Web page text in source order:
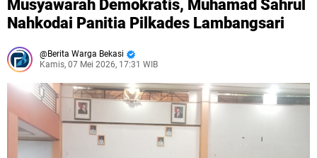
Musyawarah Demokratis, Muhamad Sahrul
Nahkodai Panitia Pilkades Lambangsari
Berita Warga Bekasi
Kamis, 07 Mei 2026, 17:31 WIB